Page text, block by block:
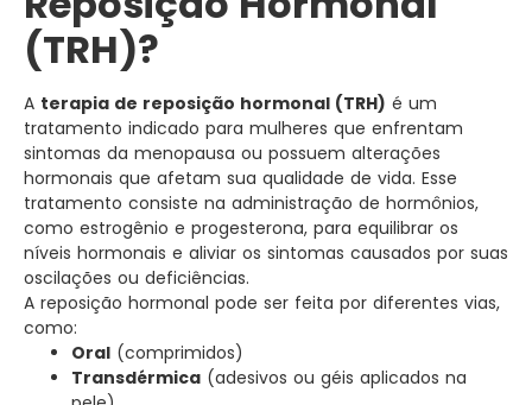
(TRH)?
A terapia de reposição hormonal (TRH) é um
tratamento indicado para mulheres que enfrentam
sintomas da menopausa ou possuem alterações
hormonais que afetam sua qualidade de vida. Esse
tratamento consiste na administração de hormônios,
como estrogênio e progesterona, para equilibrar os
níveis hormonais e aliviar os sintomas causados por suas
oscilações ou deficiências.
A reposição hormonal pode ser feita por diferentes vias,
como:
Oral (comprimidos)
Transdérmica (adesivos ou géis aplicados na